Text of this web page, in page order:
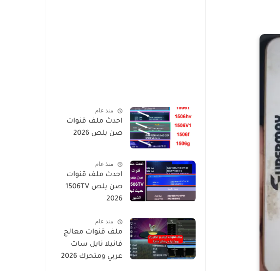
منذ عام
احدث ملف قنوات
صن بلص 2026
منذ عام
احدث ملف قنوات
صن بلص 1506TV
2026
منذ عام
ملف قنوات معالج
فانيلا نايل سات
عربي ومتحرك 2026